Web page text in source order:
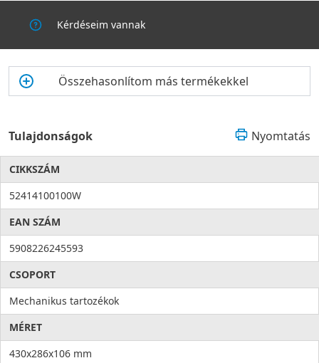
Kérdéseim vannak
Összehasonlítom más termékekkel
Tulajdonságok Nyomtatás
CIKKSZÁM
52414100100W
EAN SZÁM
5908226245593
CSOPORT
Mechanikus tartozékok
MÉRET
430x286x106 mm